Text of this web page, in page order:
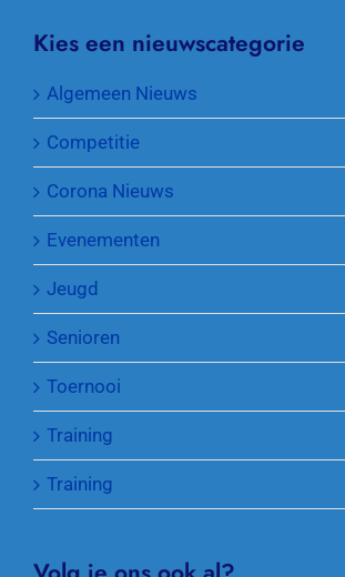
Kies een nieuwscategorie
Algemeen Nieuws
Competitie
Corona Nieuws
Evenementen
Jeugd
Senioren
Toernooi
Training
Training